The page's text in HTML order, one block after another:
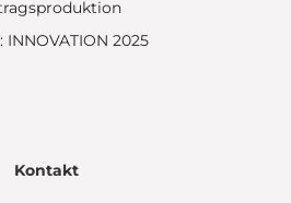
INNOVATION 2025
Kontakt